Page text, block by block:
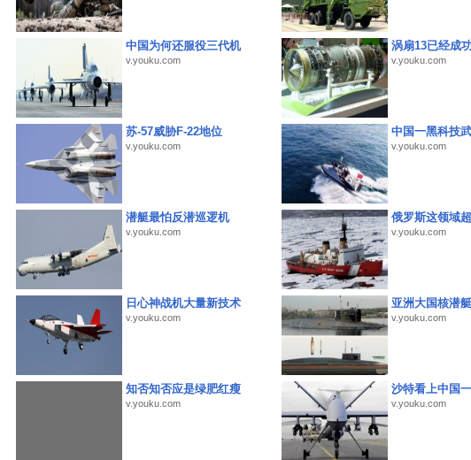
中国为何还服役三代机
v.youku.com
涡扇13已经成
v.youku.com
苏-57威胁F-22地位
v.youku.com
中国一黑科技
v.youku.com
潜艇最怕反潜巡逻机
v.youku.com
俄罗斯这领域
v.youku.com
日心神战机大量新技术
v.youku.com
亚洲大国核潜
v.youku.com
知否知否应是绿肥红瘦
v.youku.com
沙特看上中国
v.youku.com